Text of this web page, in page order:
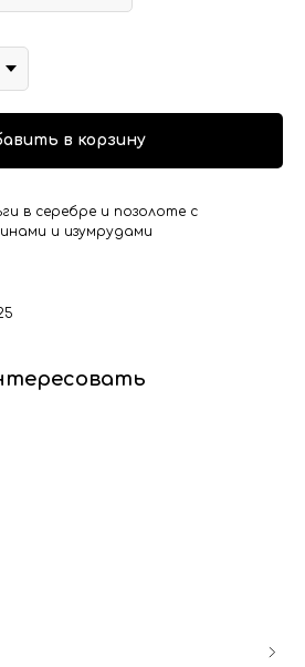
в корзину
в серебре и позолоте с
и изумрудами